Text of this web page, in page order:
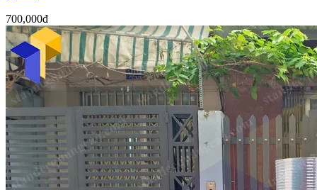
700,000đ